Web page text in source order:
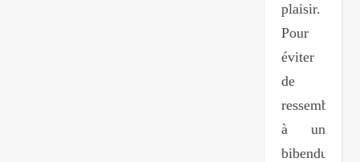
plaisir.
Pour
éviter
de
ressembler
à un
bibendum